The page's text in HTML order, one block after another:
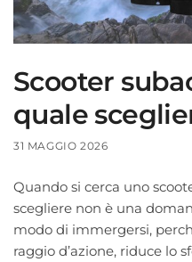
Scooter
quale
31 MAGGIO 2026
Quando si cerca uno
scegliere non è una
modo di immergersi,
raggio d’azione, riduce lo